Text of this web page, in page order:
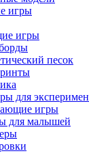
игры
игры
песок
для
игры
для малышей